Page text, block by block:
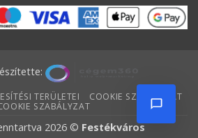
TERÜLETEI
COOKIE SZABÁLYZAT
SZABÁLYZAT
2026 © Festékváros